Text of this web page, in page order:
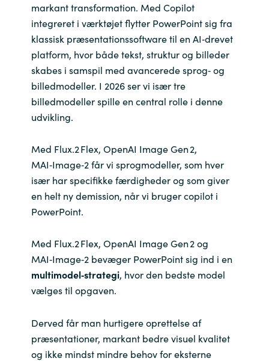
Hungary
Iceland
India
Indonesia
Kuwait
Latvia
Malaysia
Norway
markant transformation. Med Copilot
integreret i værktøjet flytter PowerPoint sig fra
klassisk præsentationssoftware til en AI‑drevet
platform, hvor både tekst, struktur og billeder
skabes i samspil med avancerede sprog‑ og
billedmodeller. I 2026 ser vi især tre
billedmodeller spille en central rolle i denne
udvikling.
Med Flux.2 Flex, OpenAI Image Gen 2,
MAI‑Image‑2 får vi sprogmodeller, som hver
især har specifikke færdigheder og som giver
en helt ny demission, når vi bruger copilot i
PowerPoint.
Med Flux.2 Flex, OpenAI Image Gen 2 og
MAI‑Image‑2 bevæger PowerPoint sig ind i en
multimodel‑strategi, hvor den bedste model
vælges til opgaven.
Derved får man hurtigere oprettelse af
præsentationer, markant bedre visuel kvalitet
og ikke mindst mindre behov for eksterne